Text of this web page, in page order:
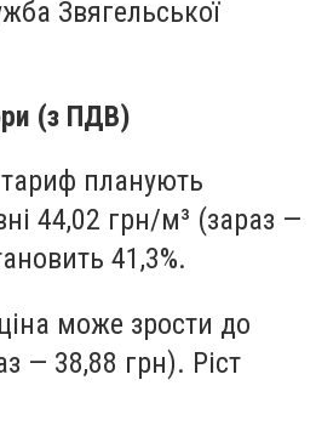
Звягельської
(з ПДВ)
планують
44,02 грн/м³ (зараз —
41,3%.
може зрости до
— 38,88 грн). Ріст